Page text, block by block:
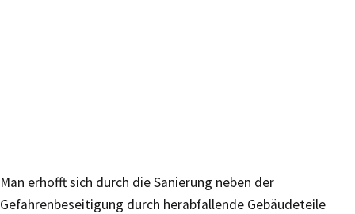
Man erhofft sich durch die Sanierung neben der
Gefahrenbeseitigung durch herabfallende Gebäudeteile